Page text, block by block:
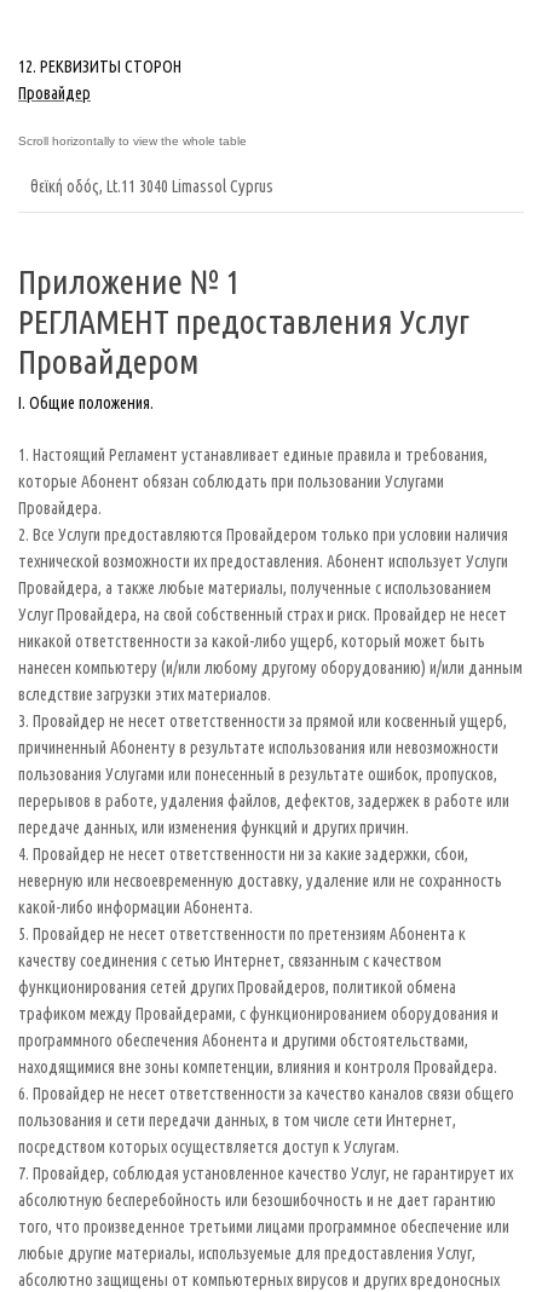
12. РЕКВИЗИТЫ СТОРОН
Провайдер
θεϊκή οδός, Lt.11 3040 Limassol Cyprus
Приложение № 1
РЕГЛАМЕНТ предоставления Услуг
Провайдером
I. Общие положения.
1. Настоящий Регламент устанавливает единые правила и требования,
которые Абонент обязан соблюдать при пользовании Услугами
Провайдера.
2. Все Услуги предоставляются Провайдером только при условии наличия
технической возможности их предоставления. Абонент использует Услуги
Провайдера, а также любые материалы, полученные с использованием
Услуг Провайдера, на свой собственный страх и риск. Провайдер не несет
никакой ответственности за какой-либо ущерб, который может быть
нанесен компьютеру (и/или любому другому оборудованию) и/или данным
вследствие загрузки этих материалов.
3. Провайдер не несет ответственности за прямой или косвенный ущерб,
причиненный Абоненту в результате использования или невозможности
пользования Услугами или понесенный в результате ошибок, пропусков,
перерывов в работе, удаления файлов, дефектов, задержек в работе или
передаче данных, или изменения функций и других причин.
4. Провайдер не несет ответственности ни за какие задержки, сбои,
неверную или несвоевременную доставку, удаление или не сохранность
какой-либо информации Абонента.
5. Провайдер не несет ответственности по претензиям Абонента к
качеству соединения с сетью Интернет, связанным с качеством
функционирования сетей других Провайдеров, политикой обмена
трафиком между Провайдерами, с функционированием оборудования и
программного обеспечения Абонента и другими обстоятельствами,
находящимися вне зоны компетенции, влияния и контроля Провайдера.
6. Провайдер не несет ответственности за качество каналов связи общего
пользования и сети передачи данных, в том числе сети Интернет,
посредством которых осуществляется доступ к Услугам.
7. Провайдер, соблюдая установленное качество Услуг, не гарантирует их
абсолютную бесперебойность или безошибочность и не дает гарантию
того, что произведенное третьими лицами программное обеспечение или
любые другие материалы, используемые для предоставления Услуг,
абсолютно защищены от компьютерных вирусов и других вредоносных